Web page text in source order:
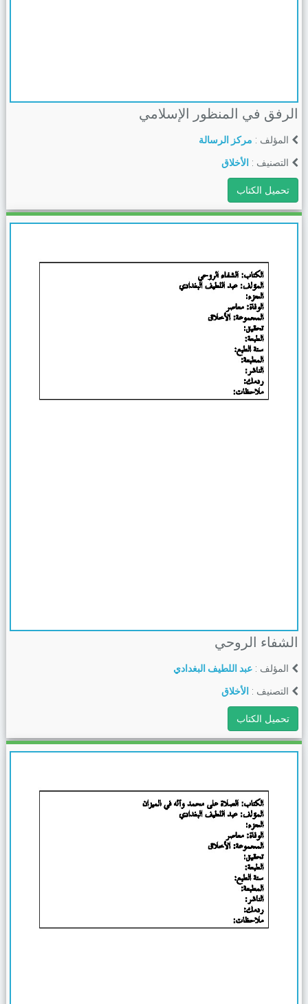
الرفق في المنظور الإسلامي
المؤلف : مركز الرسالة
التصنيف : الأخلاق
تحميل الكتاب
الشفاء الروحي
المؤلف : عبد اللطيف البغدادي
التصنيف : الأخلاق
تحميل الكتاب